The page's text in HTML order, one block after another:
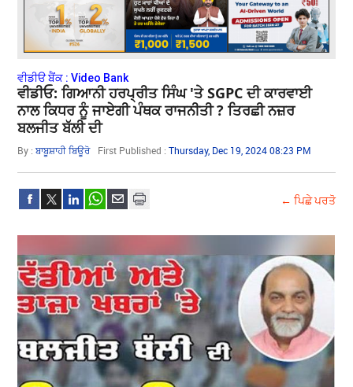
ਵੀਡੀੳ ਬੈਂਕ : Video Bank
ਵੀਡੀਓ: ਗਿਆਨੀ ਹਰਪ੍ਰੀਤ ਸਿੰਘ 'ਤੇ SGPC ਦੀ ਕਾਰਵਾਈ
ਨਾਲ ਕਿਧਰ ਨੂੰ ਜਾਏਗੀ ਪੰਥਕ ਰਾਜਨੀਤੀ ? ਤਿਰਛੀ ਨਜ਼ਰ
ਬਲਜੀਤ ਬੱਲੀ ਦੀ
By :ਬਾਬੂਸ਼ਾਹੀ ਬਿਊਰੋ First Published :Thursday, Dec 19, 2024 08:23 PM
← ਪਿਛੇ ਪਰਤੋ